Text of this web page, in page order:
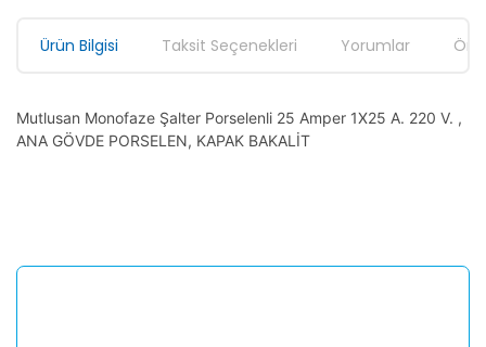
Ürün Bilgisi Taksit Seçenekleri Yorumlar
Mutlusan Monofaze Şalter Porselenli 25 Amper 1X25 A. 220 V. ,
ANA GÖVDE PORSELEN, KAPAK BAKALİT
Yorum Yaz